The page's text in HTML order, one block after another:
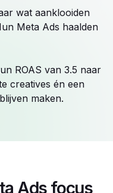
wat aanklooiden
Meta Ads haalden
ROAS van 3.5 naar
creatives én een
maken.
Ads focus